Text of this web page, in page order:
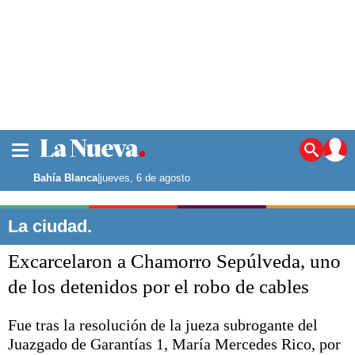
Noticias
La ciudad
Punta Alta
El mundo
Seguridad
Deportes
Escenario Olímpico
Liga del Sur
Bahía Blanca|jueves, 6 de agosto
La ciudad.
Excarcelaron a Chamorro Sepúlveda, uno
de los detenidos por el robo de cables
Fue tras la resolución de la jueza subrogante del
Juazgado de Garantías 1, María Mercedes Rico, por